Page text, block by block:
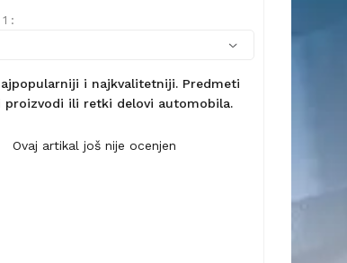
:
i najkvalitetniji. Predmeti
proizvodi ili retki delovi automobila.
Ovaj artikal još nije ocenjen